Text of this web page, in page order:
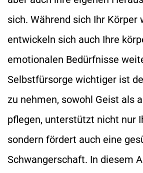
sich. Während sich Ihr Körper
entwickeln sich auch Ihre
emotionalen Bedürfnisse
Selbstfürsorge wichtiger ist
zu nehmen, sowohl Geist als
pflegen, unterstützt nicht nur
sondern fördert auch eine
Schwangerschaft. In diesem